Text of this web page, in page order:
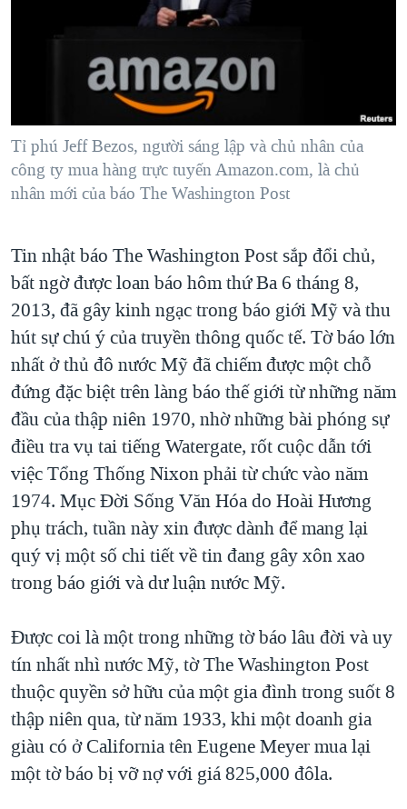
NGƯỜI VIỆT HẢI NGOẠI
SỨC KHOẺ
VĂN HOÁ
GIÁO DỤC
HÀNH TRÌNH BẦU CỬ 2024
MỘT NĂM CHIẾN TRANH TẠI DẢI GAZA
GIẢI MÃ VÀNH ĐAI & CON ĐƯỜNG
TRỊNH VĨNH BÌNH - NGƯỜI HẠ 'BÊN THẮNG CUỘC'
GROUND ZERO – XƯA VÀ NAY
CÁC GIÁ TRỊ CỘNG HÒA Ở VIỆT NAM
TRỊNH VĨNH BÌNH VS. CHÍNH PHỦ VIỆT NAM
NGƯ DÂN VIỆT VÀ LÀN SÓNG TRỘM HẢI SÂM
BÊN KIA QUỐC LỘ: TIẾNG VỌNG TỪ NÔNG THÔN MỸ
QUAN HỆ VIỆT MỸ
Ngôn ngữ khác
Tỉ phú Jeff Bezos, người sáng lập và chủ nhân của
công ty mua hàng trực tuyến Amazon.com, là chủ
nhân mới của báo The Washington Post
Tin nhật báo The Washington Post sắp đổi chủ,
bất ngờ được loan báo hôm thứ Ba 6 tháng 8,
2013, đã gây kinh ngạc trong báo giới Mỹ và thu
hút sự chú ý của truyền thông quốc tế. Tờ báo lớn
nhất ở thủ đô nước Mỹ đã chiếm được một chỗ
đứng đặc biệt trên làng báo thế giới từ những năm
đầu của thập niên 1970, nhờ những bài phóng sự
điều tra vụ tai tiếng Watergate, rốt cuộc dẫn tới
việc Tổng Thống Nixon phải từ chức vào năm
1974. Mục Đời Sống Văn Hóa do Hoài Hương
phụ trách, tuần này xin được dành để mang lại
quý vị một số chi tiết về tin đang gây xôn xao
trong báo giới và dư luận nước Mỹ.
Được coi là một trong những tờ báo lâu đời và uy
tín nhất nhì nước Mỹ, tờ The Washington Post
thuộc quyền sở hữu của một gia đình trong suốt 8
thập niên qua, từ năm 1933, khi một doanh gia
giàu có ở California tên Eugene Meyer mua lại
một tờ báo bị vỡ nợ với giá 825,000 đôla.